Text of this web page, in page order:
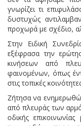
γνωρίζει τι
δυστυχώς
προχωρά με σχέδιο,
Στην Ειδική
εξέφρασα την
κινήσεων από
φαινομένων, όπως
στις τοπικές
Ζήτησα να ενημερωθώ
από πλευράς των
οδικής